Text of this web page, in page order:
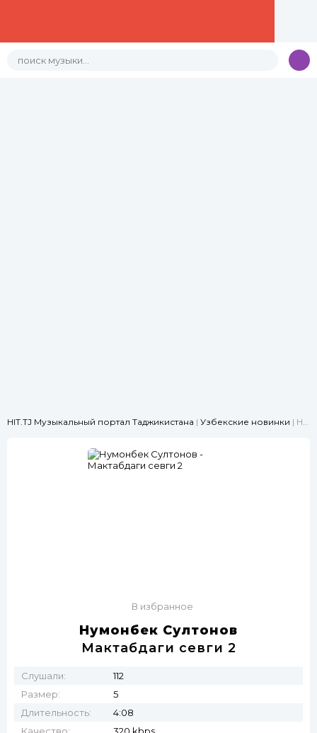
HIT.TJ Музыкальный портал Таджикистана | Узбекские новинки | Нумонбек Султонов - Мактабдаги севги 2
В избранное
Нумонбек Султонов
Мактабдаги севги 2
Слушали:
112
Размер:
5
Длительность:
4:08